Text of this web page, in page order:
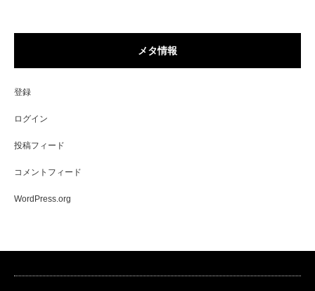
メタ情報
登録
ログイン
投稿フィード
コメントフィード
WordPress.org